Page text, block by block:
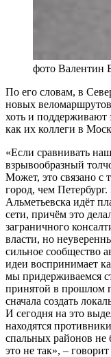
фото Валентин
По его словам, в
новых
хоть и поддерживают
как их коллеги в
«Если сравнивать
взрывообразный
Может, это связано с
город, чем
Альметьевска идёт
сети, причём это
заграничного
власти, но
сильное сообщество
идеи воспринимает
мы придерживаемся
принятой в прошлом
сначала создать
И сегодня на это
находятся
спальных районов не
это не так», –